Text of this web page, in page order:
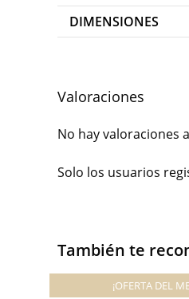
DIMENSIONES
Valoraciones
No hay valoraciones
Solo los usuarios
También te
¡OFERTA DEL